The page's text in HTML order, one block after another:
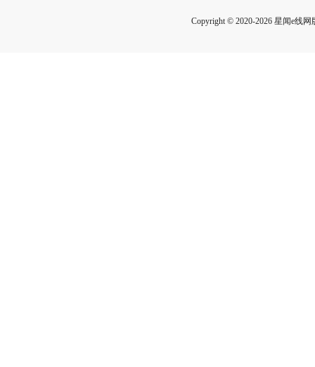
Copyright © 2020-2026 星闻e线